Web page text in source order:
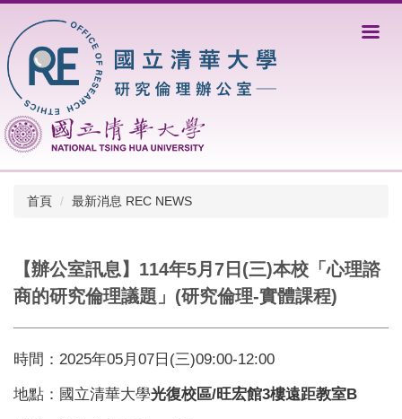
到
主
要
內
區
首頁 最新消息 REC NEWS
【辦公室訊息】114年5月7日(三)本校「心理諮
商的研究倫理議題」(研究倫理-實體課程)
時間：2025年05月07日(三)09:00-12:00
地點：國立清華大學光復校區/旺宏館3樓遠距教室B